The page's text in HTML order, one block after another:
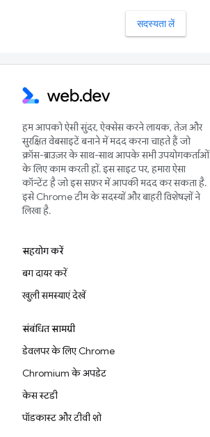
हम आपको ऐसी सुंदर, ऐक्सेस करने लायक, तेज़ और
सुरक्षित वेबसाइटें बनाने में मदद करना चाहते हैं जो
क्रॉस-ब्राउज़र के साथ-साथ आपके सभी उपयोगकर्ताओं
के लिए काम करती हों. इस साइट पर, हमारा ऐसा
कॉन्टेंट है जो इस सफ़र में आपकी मदद कर सकता है.
इसे Chrome टीम के सदस्यों और बाहरी विशेषज्ञों ने
लिखा है.
सहयोग करें
बग दायर करें
खुली समस्याएं देखें
संबंधित सामग्री
डेवलपर के लिए Chrome
Chromium के अपडेट
केस स्टडी
पॉडकास्ट और टीवी शो